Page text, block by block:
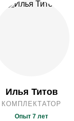
Илья Титов
КОМПЛЕКТАТОР
Опыт 7 лет